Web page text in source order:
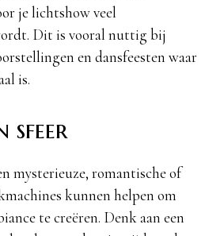
je lichtshow veel
Dit is vooral nuttig bij
en dansfeesten waar
is.
sfeer
mysterieuze, romantische of
kunnen helpen om
te creëren. Denk aan een